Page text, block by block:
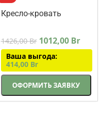
Кресло-кровать
1426,00Br 1012,00 Br
Ваша выгода:
414,00 Br
ОФОРМИТЬ ЗАЯВКУ